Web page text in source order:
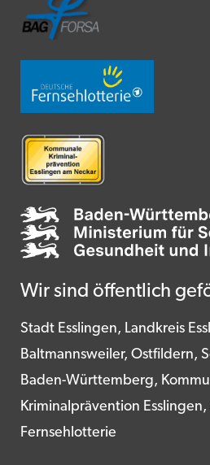
Wir sind öffentlich
Stadt Esslingen, Landkreis
Baltmannsweiler, Ostfildern,
Baden-Württemberg,
Kriminalprävention
Fernsehlotterie